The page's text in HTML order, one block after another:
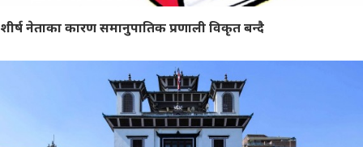
शीर्ष नेताका कारण समानुपातिक प्रणाली विकृत बन्दै